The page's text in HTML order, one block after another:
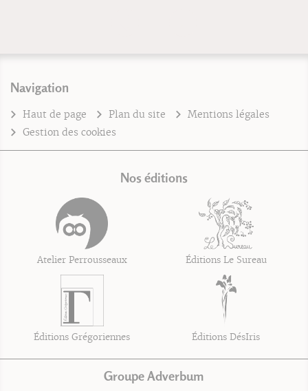
Navigation
Haut de page Plan du site
Mentions légales
Gestion des cookies
Nos éditions
Atelier Perrousseaux Éditions Le Sureau
Éditions Grégoriennes Éditions DésIris
Groupe Adverbum